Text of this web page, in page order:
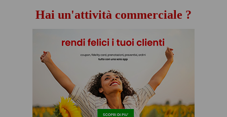
Hai un'attività commerciale ?